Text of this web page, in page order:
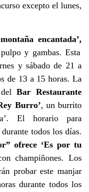
excepto el lunes,
encantada’,
y gambas. Esta
y sábado de 21 a
de 13 a 15 horas. La
delBar Restaurante
Burro’, un burrito
El horario para
todos los días.
ofrece ‘Es por tu
champiñones. Los
probar este manjar
durante todos los